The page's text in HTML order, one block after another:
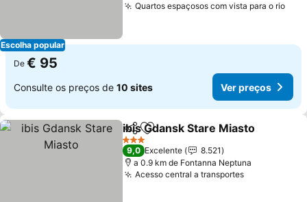
Escolha popular
Quartos espaçosos com vista para o rioVer
De € 95
Consulte os preços de 10 sites Ver preços
PartilharAdicionar aos favoritos
ibis Gdansk Stare Miasto
3 Estrelas
9,0 Excelente
8.521
a 0.9 km de Fontanna Neptuna
Acesso central a transportesVer preços